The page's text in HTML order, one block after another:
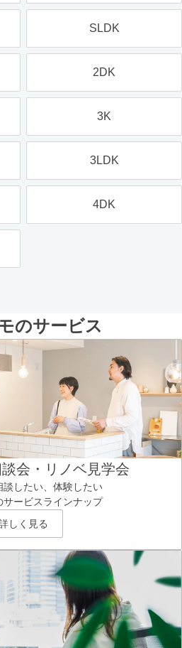
SLDK
2DK
3K
3LDK
4DK
のサービス
会・リノベ見学会
談したい、体験したい
サービスラインナップ
しく見る